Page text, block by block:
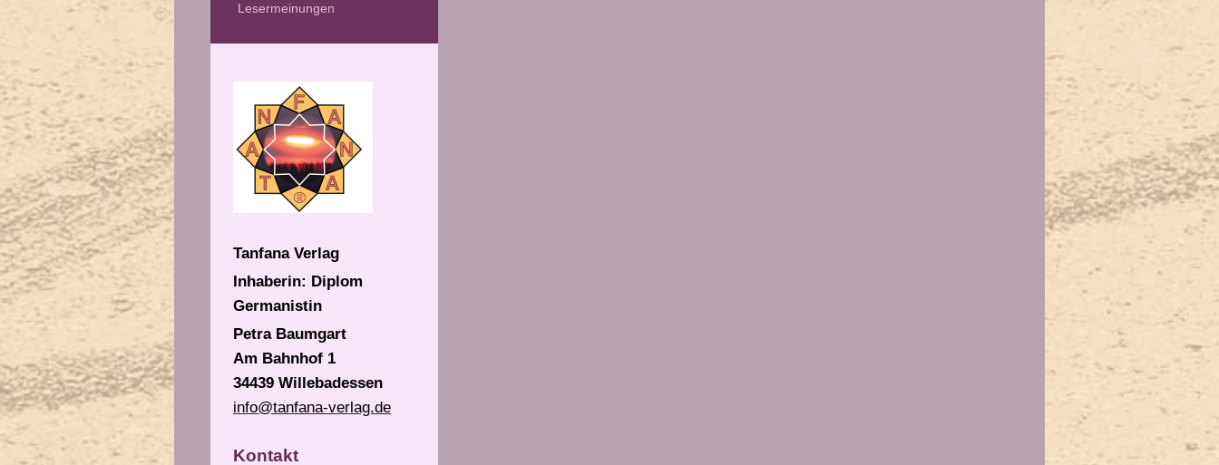
Lesermeinungen
Tanfana Verlag
Inhaberin: Diplom
Germanistin
Petra Baumgart
Am Bahnhof 1
34439 Willebadessen
info@tanfana-verlag.de
Kontakt